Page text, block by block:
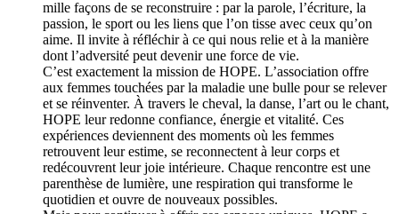
mille façons de se reconstruire : par la parole, l’écriture, la
passion, le sport ou les liens que l’on tisse avec ceux qu’on
aime. Il invite à réfléchir à ce qui nous relie et à la manière
dont l’adversité peut devenir une force de vie.
C’est exactement la mission de HOPE. L’association offre
aux femmes touchées par la maladie une bulle pour se relever
et se réinventer. À travers le cheval, la danse, l’art ou le chant,
HOPE leur redonne confiance, énergie et vitalité. Ces
expériences deviennent des moments où les femmes
retrouvent leur estime, se reconnectent à leur corps et
redécouvrent leur joie intérieure. Chaque rencontre est une
parenthèse de lumière, une respiration qui transforme le
quotidien et ouvre de nouveaux possibles.